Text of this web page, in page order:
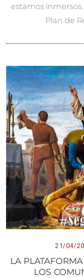
estamos
Plan de
21/04/
LA
LOS